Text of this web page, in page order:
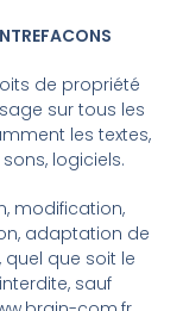
de propriété
sur tous les
les textes,
logiciels.
modification,
adaptation de
que soit le
sauf